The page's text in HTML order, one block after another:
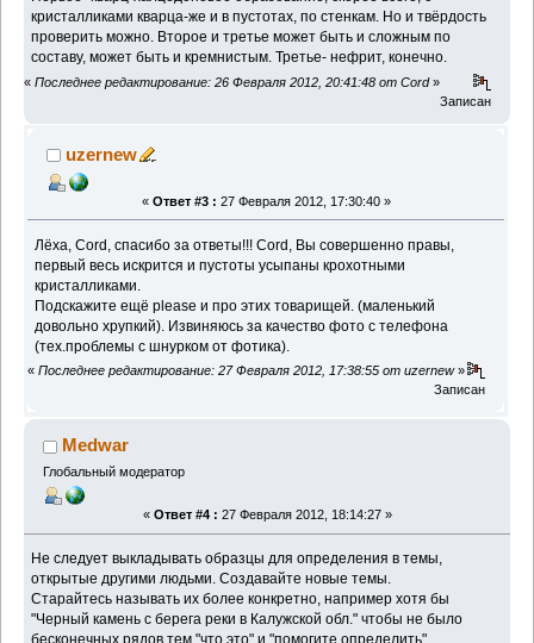
кристалликами кварца-же и в пустотах, по стенкам. Но и твёрдость
проверить можно. Второе и третье может быть и сложным по
составу, может быть и кремнистым. Третье- нефрит, конечно.
« Последнее редактирование: 26 Февраля 2012, 20:41:48 от Cord»
Записан
uzernew
« Ответ #3 : 27 Февраля 2012, 17:30:40 »
Лёха, Cord, спасибо за ответы!!! Cord, Вы совершенно правы,
первый весь искрится и пустоты усыпаны крохотными
кристалликами.
Подскажите ещё please и про этих товарищей. (маленький
довольно хрупкий). Извиняюсь за качество фото с телефона
(тех.проблемы с шнурком от фотика).
« Последнее редактирование: 27 Февраля 2012, 17:38:55 от uzernew»
Записан
Medwar
Глобальный модератор
« Ответ #4 : 27 Февраля 2012, 18:14:27 »
Не следует выкладывать образцы для определения в темы,
открытые другими людьми. Создавайте новые темы.
Старайтесь называть их более конкретно, например хотя бы
"Черный камень с берега реки в Калужской обл." чтобы не было